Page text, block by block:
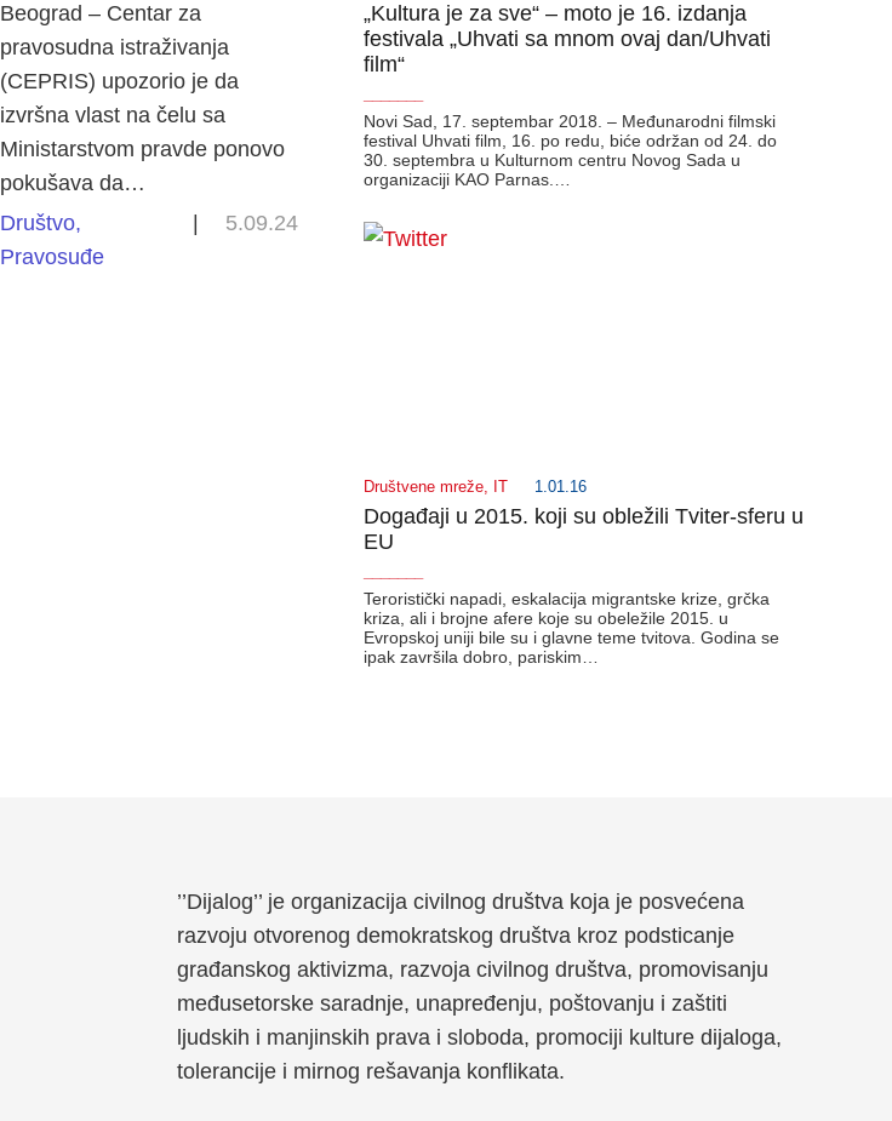
Beograd – Centar za
pravosudna istraživanja
(CEPRIS) upozorio je da
izvršna vlast na čelu sa
Ministarstvom pravde ponovo
pokušava da…
Društvo,
Pravosuđe
5.09.24
„Kultura je za sve“ – moto je 16. izdanja
festivala „Uhvati sa mnom ovaj dan/Uhvati
film“
Novi Sad, 17. septembar 2018. – Međunarodni filmski
festival Uhvati film, 16. po redu, biće održan od 24. do
30. septembra u Kulturnom centru Novog Sada u
organizaciji KAO Parnas.…
Društvene mreže, 1.01.16
Događaji u 2015. koji su obležili Tviter-sferu u
EU
Teroristički napadi, eskalacija migrantske krize, grčka
kriza, ali i brojne afere koje su obeležile 2015. u
Evropskoj uniji bile su i glavne teme tvitova. Godina se
ipak završila dobro, pariskim…
’’Dijalog’’ je organizacija civilnog društva koja je posvećena
razvoju otvorenog demokratskog društva kroz podsticanje
građanskog aktivizma, razvoja civilnog društva, promovisanju
međusetorske saradnje, unapređenju, poštovanju i zaštiti
ljudskih i manjinskih prava i sloboda, promociji kulture dijaloga,
tolerancije i mirnog rešavanja konflikata.